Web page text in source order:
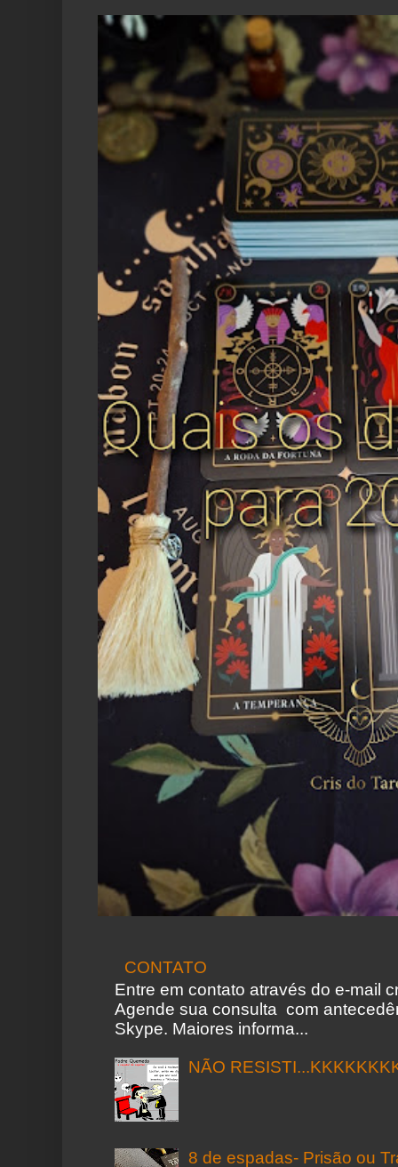
CONTATO
Entre em contato através do e-mail
Agende sua consulta com
Skype. Maiores informa...
NÃO
8 de espadas- Prisão ou